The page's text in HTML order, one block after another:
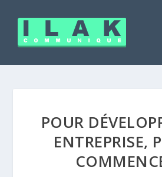
POUR
ENTREPRISE,